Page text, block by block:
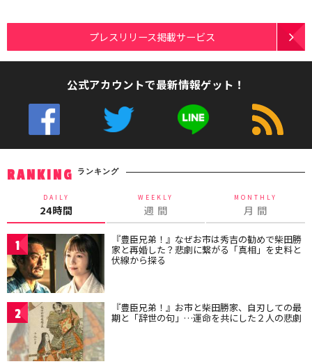
プレスリリース掲載サービス
公式アカウントで最新情報ゲット！
RANKING ランキング
DAILY
24時間
WEEKLY
週 間
MONTHLY
月 間
1 『豊臣兄弟！』なぜお市は秀吉の勧めで柴田勝
家と再婚した？悲劇に繋がる「真相」を史料と
伏線から探る
2 『豊臣兄弟！』お市と柴田勝家、自刃しての最
期と「辞世の句」…運命を共にした２人の悲劇